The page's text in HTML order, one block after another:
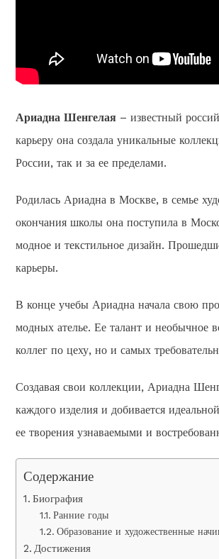
Ариадна Шенгелая – известный
карьеру она создала уникальные
России, так и за ее пределами.
Родилась Ариадна в Москве, в семье
окончания школы она поступила в
модное и текстильное дизайн.
карьеры.
В конце учебы Ариадна начала свою
модных ателье. Ее талант и необычное
коллег по цеху, но и самых
Создавая свои коллекции, Ариадна
каждого изделия и добивается
ее творения узнаваемыми и
Содержание
Биография
Ранние годы
Образование и художественные
Достижения